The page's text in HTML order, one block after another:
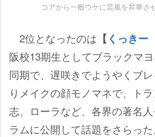
コアから一般ウケに芸風を昇華さ
2位となったのは 【 くっきー
阪校13期生としてブラックマ
同期で、遅咲きでようやくブ
りメイクの顔モノマネで、ト
志、ローラなど、各界の著名
ラムに公開して話題をさらった